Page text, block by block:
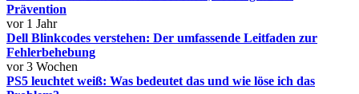
Prävention
vor 1 Jahr
Dell Blinkcodes verstehen: Der umfassende Leitfaden zur
Fehlerbehebung
vor 3 Wochen
PS5 leuchtet weiß: Was bedeutet das und wie löse ich das